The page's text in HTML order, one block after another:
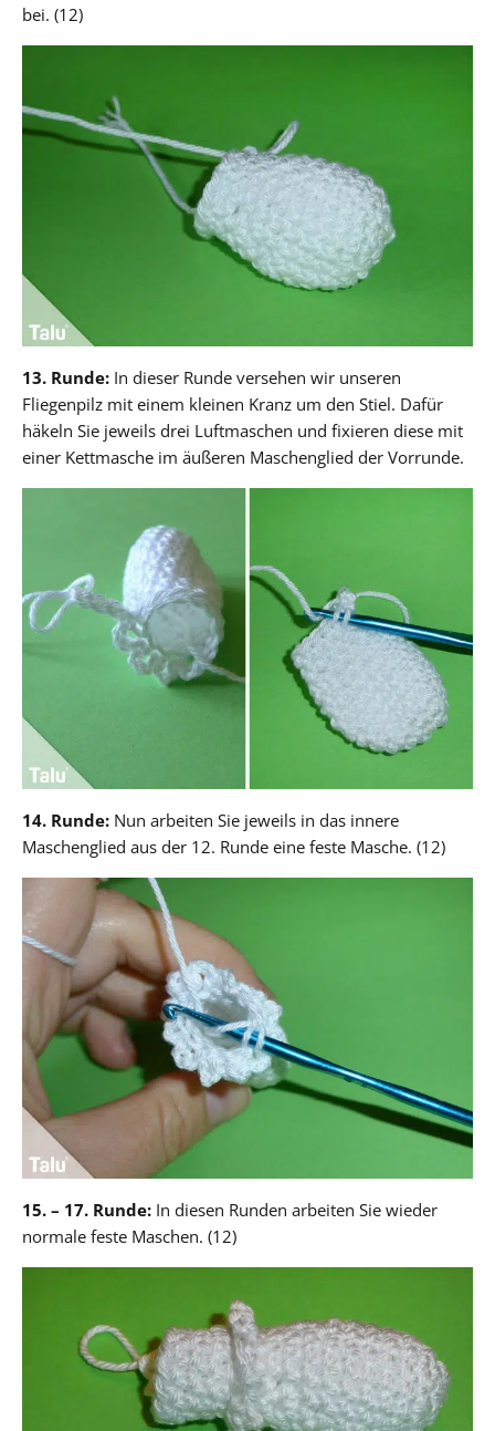
bei. (12)
13. Runde: In dieser Runde versehen wir unseren
Fliegenpilz mit einem kleinen Kranz um den Stiel. Dafür
häkeln Sie jeweils drei Luftmaschen und fixieren diese mit
einer Kettmasche im äußeren Maschenglied der Vorrunde.
14. Runde: Nun arbeiten Sie jeweils in das innere
Maschenglied aus der 12. Runde eine feste Masche. (12)
15. – 17. Runde: In diesen Runden arbeiten Sie wieder
normale feste Maschen. (12)